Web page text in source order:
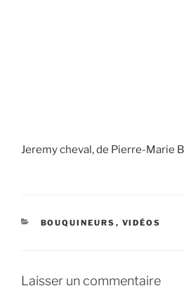
Jeremy cheval, de Pierre-Marie
CATÉGORIES
BOUQUINEURS , VIDÉOS
Laisser un commentaire